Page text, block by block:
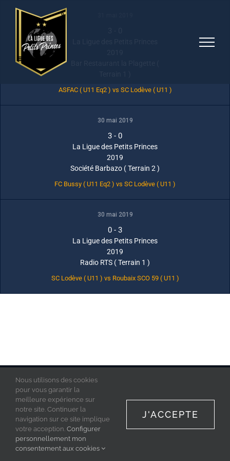
Skip
content
ASFAC ( U11 Eq2 ) vs SC Lodève ( U11 )
30 mai 2019
3 - 0
La Ligue des Petits Princes
2019
Société Barbazo ( Terrain 2 )
FC Bussy ( U11 Eq2 ) vs SC Lodève ( U11 )
30 mai 2019
0 - 3
La Ligue des Petits Princes
2019
Radio RTS ( Terrain 1 )
SC Lodève ( U11 ) vs Roubaix SCO 59 ( U11 )
La Ligue des Petits Princes © 2019 - Tous droits réservés
Politique de confidentialité
Nous utilisons des cookies
pour vous garantir la
meilleure expérience sur
notre site. Continuer la
navigation sur ce site implique
votre acception. Configurer
personnellement mon
consentement aux cookies
J'ACCEPTE